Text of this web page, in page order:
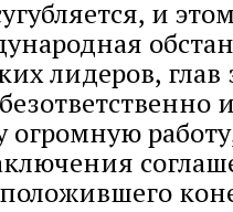
и
лидеров,
огромную